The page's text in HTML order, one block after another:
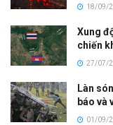
18/09/
Xung
chiến
27/07/
Làn
báo và
01/09/